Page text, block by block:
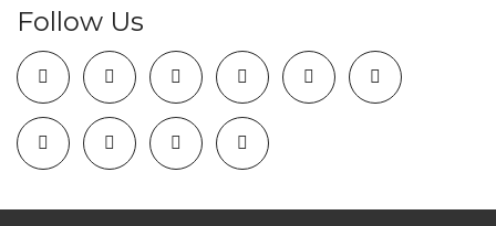
Follow Us